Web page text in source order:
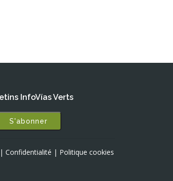
InfoVías Verts
S'abonner
| Confidentialité | Politique cookies